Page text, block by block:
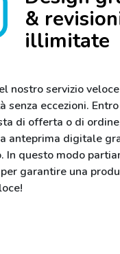
&
illimitate
nostro servizio
senza eccezioni.
di offerta o di
anteprima digitale
In questo modo
garantire una